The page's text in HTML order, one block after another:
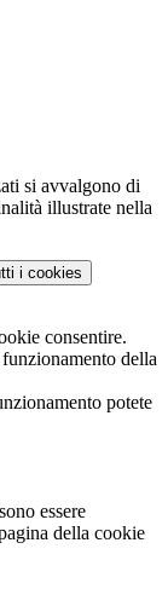
si avvalgono di
illustrate nella
i cookies
consentire.
della
potete
essere
della cookie